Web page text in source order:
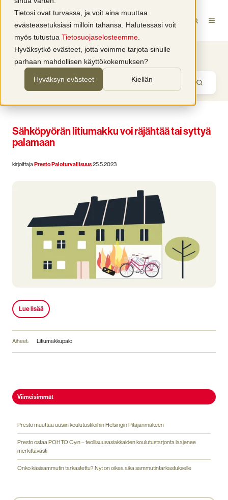
Tietosi ovat turvassa, ja voit aina muuttaa
evästeasetuksiasi milloin tahansa. Halutessasi voit
myös tutustua Tietosuojaselosteemme
Hyväksytkö evästeet, jotta voimme tarjota sinulle
parhaan mahdollisen käyttökokemuksen?
Hyväksyn evästeet Kiellän
Ajankohtaiset uutiset
Sähköpyörän litiumakku voi räjähtää tai syttyä
palamaan
kirjoittaja Presto Paloturvallisuus25.5.2023
Lue lisää
Aiheet: Litiumakkupalo
Viimeisimmät
Presto muuttaa uusiin koulutustiloihin Helsingin Pitäjänmäkeen
Presto ostaa POHTO Oy:n – teollisuusasiakkaiden koulutustarjonta laajenee
merkittävästi
Onko käsisammutin tarkastettu? Nyt on oikea aika sammutintarkastukselle